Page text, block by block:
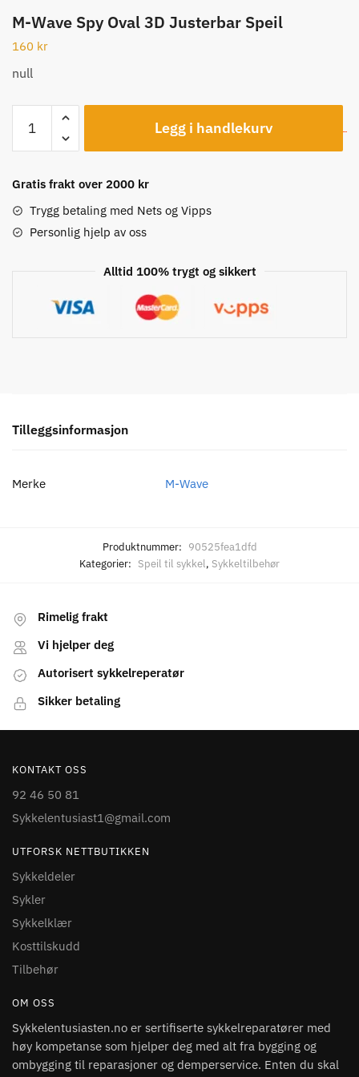
M-Wave Spy Oval 3D Justerbar Speil
160 kr
null
Wave
Spy
3D
Justerbar
Speil
Legg i handlekurv
Gratis frakt over 2000 kr
Trygg betaling med Nets og Vipps
Personlig hjelp av oss
Alltid 100% trygt og sikkert
Tilleggsinformasjon
Merke M-Wave
Produktnummer: 90525fea1dfd
Kategorier: Speil til sykkel, Sykkeltilbehør
Rimelig frakt
Vi hjelper deg
Autorisert sykkelreperatør
Sikker betaling
KONTAKT OSS
92 46 50 81
Sykkelentusiast1@gmail.com
UTFORSK NETTBUTIKKEN
Sykkeldeler
Sykler
Sykkelklær
Kosttilskudd
Tilbehør
OM OSS
Sykkelentusiasten.no er sertifiserte sykkelreparatører med
høy kompetanse som hjelper deg med alt fra bygging og
ombygging til reparasjoner og demperservice. Enten du skal